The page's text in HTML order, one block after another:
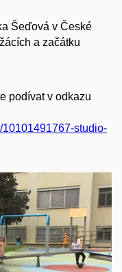
Šeďová v České
a začátku
podívat v odkazu
studio-